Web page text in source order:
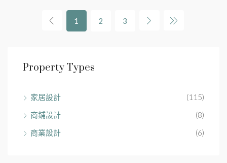
1 2 3
Property Types
家居設計
(115)
商鋪設計
(8)
商業設計
(6)